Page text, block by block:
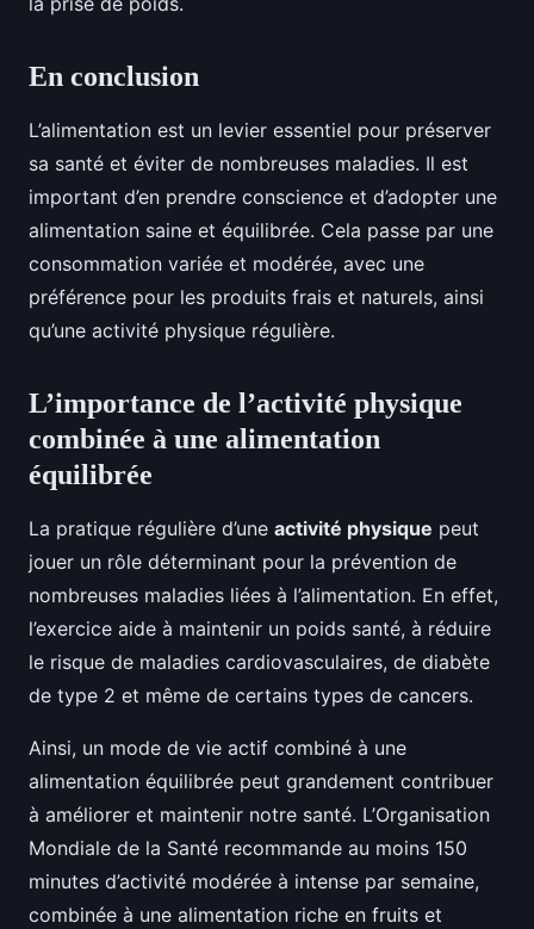
En conclusion
L’alimentation est un levier essentiel pour préserver
sa santé et éviter de nombreuses maladies. Il est
important d’en prendre conscience et d’adopter une
alimentation saine et équilibrée. Cela passe par une
consommation variée et modérée, avec une
préférence pour les produits frais et naturels, ainsi
qu’une activité physique régulière.
L’importance de l’activité physique
combinée à une alimentation
équilibrée
La pratique régulière d’une activité physique peut
jouer un rôle déterminant pour la prévention de
nombreuses maladies liées à l’alimentation. En effet,
l’exercice aide à maintenir un poids santé, à réduire
le risque de maladies cardiovasculaires, de diabète
de type 2 et même de certains types de cancers.
Ainsi, un mode de vie actif combiné à une
alimentation équilibrée peut grandement contribuer
à améliorer et maintenir notre santé. L’Organisation
Mondiale de la Santé recommande au moins 150
minutes d’activité modérée à intense par semaine,
combinée à une alimentation riche en fruits et